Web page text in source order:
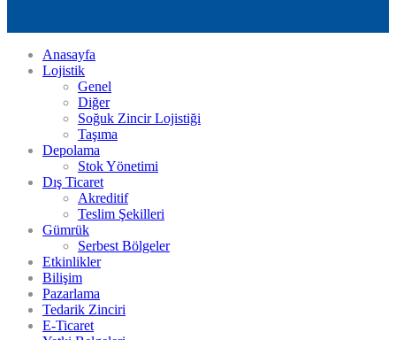
Anasayfa
Lojistik
Genel
Diğer
Soğuk Zincir Lojistiği
Taşıma
Depolama
Stok Yönetimi
Dış Ticaret
Akreditif
Teslim Şekilleri
Gümrük
Serbest Bölgeler
Etkinlikler
Bilişim
Pazarlama
Tedarik Zinciri
E-Ticaret